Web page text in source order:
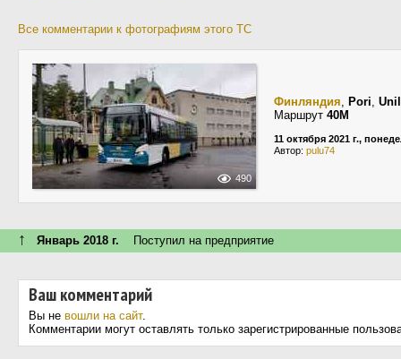
Все комментарии к фотографиям этого ТС
490
Финляндия, Pori,
Маршрут 40M
11 октября 2021 г.,
Автор: pulu74
↑ Январь 2018 г. Поступил на предприятие
Ваш комментарий
Вы не вошли на сайт.
Комментарии могут оставлять только зарегистрированные